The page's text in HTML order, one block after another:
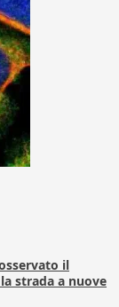
il
strada a nuove